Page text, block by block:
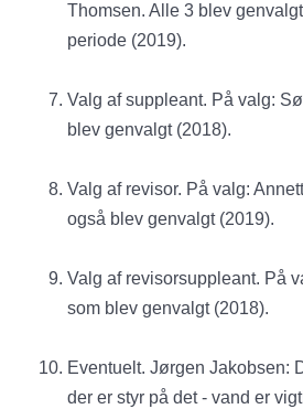
Thomsen. Alle 3 blev
periode (2019).
Valg af suppleant. På valg:
blev genvalgt (2018).
Valg af revisor. På valg:
også blev genvalgt (2019).
Valg af revisorsuppleant. På
som blev genvalgt (2018).
Eventuelt. Jørgen Jakobsen:
der er styr på det - vand er